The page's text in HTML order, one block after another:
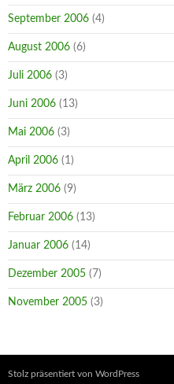
September 2006 (4)
August 2006 (6)
Juli 2006 (3)
Juni 2006 (13)
Mai 2006 (3)
April 2006 (1)
März 2006 (9)
Februar 2006 (13)
Januar 2006 (14)
Dezember 2005 (7)
November 2005 (3)
Stolz präsentiert von WordPress